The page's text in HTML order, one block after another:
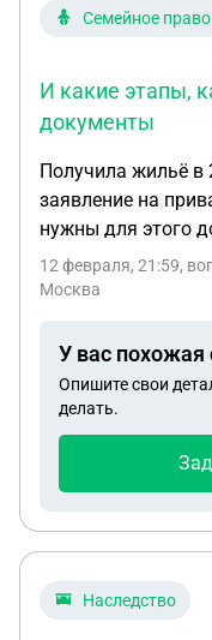
Семейное право
И какие этапы,
документы
Получила жильё в
заявление на
нужны для этого
12 февраля, 21:59,
Москва
У вас похожая
Опишите свои
делать.
Наследство